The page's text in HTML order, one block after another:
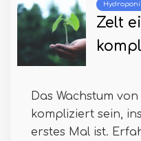
Zelt
Das Wachstum
kompliziert sein,
erstes Mal ist.